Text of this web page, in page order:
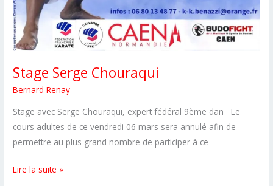
Stage Serge Chouraqui
Bernard Renay
Stage avec Serge Chouraqui, expert fédéral 9ème dan Le
cours adultes de ce vendredi 06 mars sera annulé afin de
permettre au plus grand nombre de participer à ce
Stage
Lire la suite »